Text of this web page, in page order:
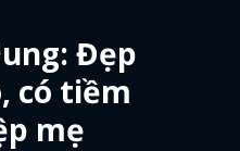
Đẹp
có tiềm
mẹ